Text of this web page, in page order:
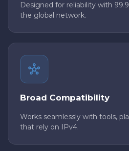
Designed for reliability with
the global network.
Broad Compatibility
Works seamlessly with tools,
that rely on IPv4.